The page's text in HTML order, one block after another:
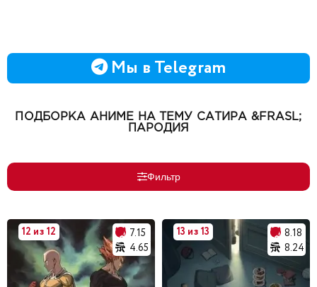
Мы в Telegram
ПОДБОРКА АНИМЕ НА ТЕМУ САТИРА &FRASL;
ПАРОДИЯ
Фильтр
12 из 12
7.15
4.65
13 из 13
8.18
8.24